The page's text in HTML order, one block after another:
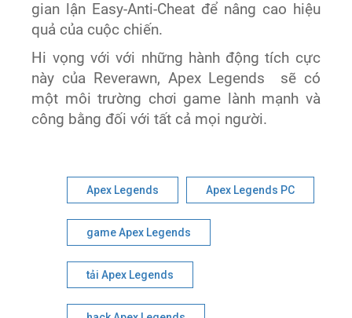
gian lận Easy-Anti-Cheat để nâng cao hiệu
quả của cuộc chiến.
Hi vọng với với những hành động tích cực
này của Reverawn, Apex Legends sẽ có
một môi trường chơi game lành mạnh và
công bằng đối với tất cả mọi người.
Apex Legends Apex Legends PC
game Apex Legends
tải Apex Legends